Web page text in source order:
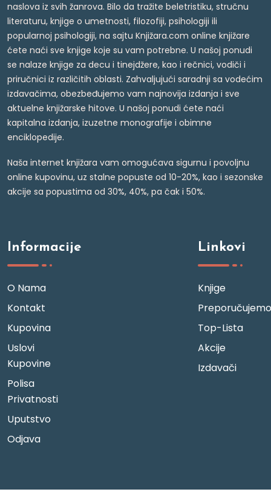
naslova iz svih žanrova. Bilo da tražite beletristiku, stručnu
literaturu, knjige o umetnosti, filozofiji, psihologiji ili
popularnoj psihologiji, na sajtu Knjižara.com online knjižare
ćete naći sve knjige koje su vam potrebne. U našoj ponudi
se nalaze knjige za decu i tinejdžere, kao i rečnici, vodiči i
priručnici iz različitih oblasti. Zahvaljujući saradnji sa vodećim
izdavačima, obezbeđujemo vam najnovija izdanja i sve
aktuelne knjižarske hitove. U našoj ponudi ćete naći
kapitalna izdanja, izuzetne monografije i obimne
enciklopedije.
Naša internet knjižara vam omogućava sigurnu i povoljnu
online kupovinu, uz stalne popuste od 10-20%, kao i sezonske
akcije sa popustima od 30%, 40%, pa čak i 50%.
Informacije
O Nama
Kontakt
Kupovina
Uslovi
Kupovine
Polisa
Privatnosti
Uputstvo
Odjava
Linkovi
Knjige
Preporučujemo
Top-Lista
Akcije
Izdavači